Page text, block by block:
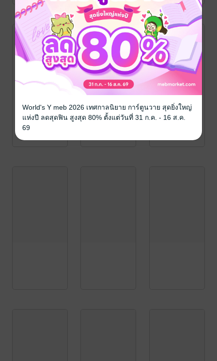
World's Y meb 2026 เทศกาลนิยาย การ์ตูนวาย สุดยิ่งใหญ่
แห่งปี ลดสุดฟิน สูงสุด 80% ตั้งแต่วันที่ 31 ก.ค. - 16 ส.ค.
69